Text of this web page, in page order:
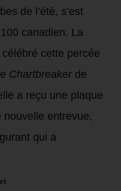
de l’été, s’est
canadien. La
cette percée
Chartbreaker de
a reçu une plaque
entrevue,
qui a